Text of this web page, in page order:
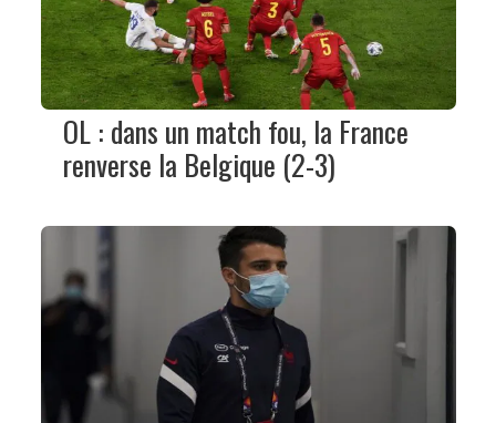
OL : dans un match fou, la France
renverse la Belgique (2-3)